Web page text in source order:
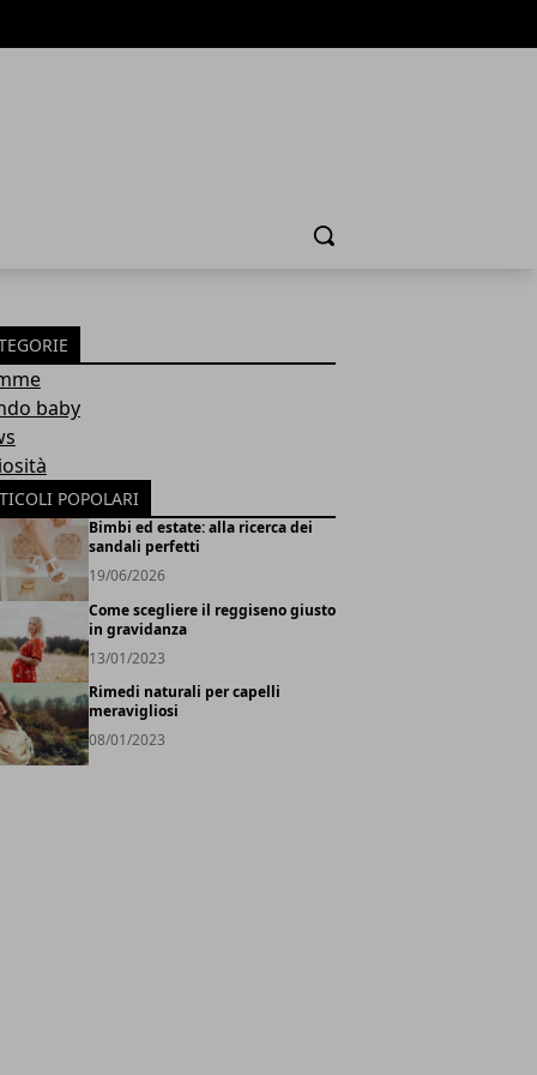
Cerca
baby
POPOLARI
Bimbi ed estate: alla ricerca dei
sandali perfetti
19/06/2026
Come scegliere il reggiseno giusto
in gravidanza
13/01/2023
Rimedi naturali per capelli
meravigliosi
08/01/2023